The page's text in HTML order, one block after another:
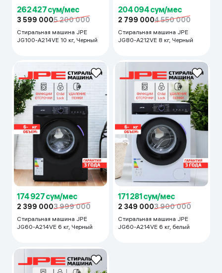
262 427 сум/мес
3 599 0005 200 000
Стиральная машина JPE
JG100-A214VE 10 кг, Черный
204 094 сум/мес
2 799 0004 550 000
Стиральная машина JPE
JG80-A212VE 8 кг, Черный
174 927 сум/мес
2 399 0003 999 000
Стиральная машина JPE
JG60-A214VE 6 кг, Черный
171 281 сум/мес
2 349 0003 900 000
Стиральная машина JPE
JG60-A214VE 6 кг, белый